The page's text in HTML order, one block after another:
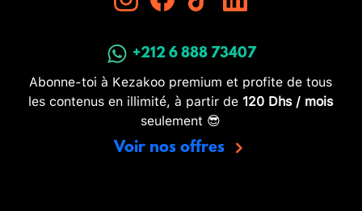
+212 6 888 73407
Abonne-toi à Kezakoo premium et profite de tous
les contenus en illimité, à partir de 120 Dhs / mois
seulement 😎
Voir nos offres